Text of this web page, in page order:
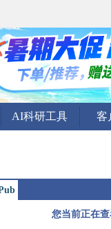
AI科研工具 客
您当前正在